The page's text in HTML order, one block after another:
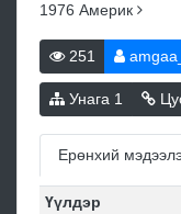
1976 Америк
251
Унага 1
Ерөнхий
Үүлдэр